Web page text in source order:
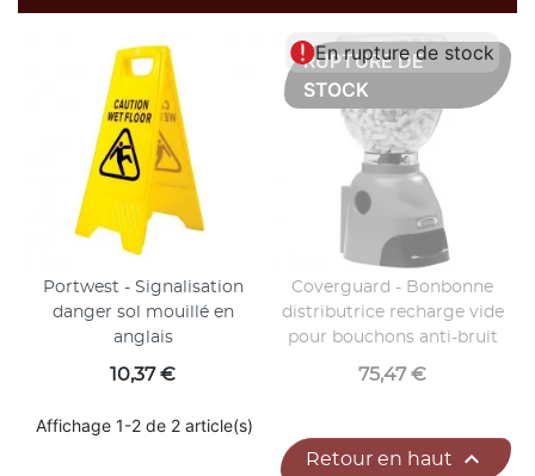
Portwest - Signalisation
danger sol mouillé en
anglais
Prix
10,37 €
En rupture de stock
Coverguard - Bonbonne
distributrice recharge vide
pour bouchons anti-bruit
Prix
75,47 €
RUPTURE DE
STOCK
Affichage 1-2 de 2 article(s)
Retour en haut 